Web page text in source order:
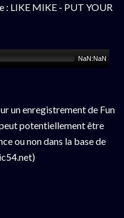
: LIKE MIKE - PUT YOUR
NaN:NaN
un enregistrement de Fun
potentiellement être
ou non dans la base de